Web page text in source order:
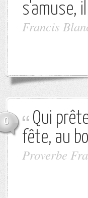
s'amuse,
Francis
0
Qui
fête, au
Proverbe